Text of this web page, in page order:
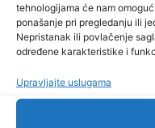
tehnologijama će nam
ponašanje pri pregledanju ili
Nepristanak ili povlačenje
određene karakteristike i
Upravljajte uslugama
Pročitajte...